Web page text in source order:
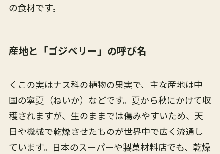
の食材です。
産地と「ゴジベリー」の呼び名
くこの実はナス科の植物の果実で、主な産地は中
国の寧夏（ねいか）などです。夏から秋にかけて収
穫されますが、生のままでは傷みやすいため、天
日や機械で乾燥させたものが世界中で広く流通し
ています。日本のスーパーや製菓材料店でも、乾燥